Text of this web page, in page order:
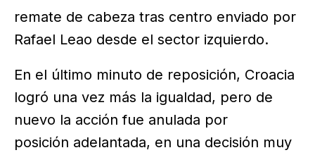
remate de cabeza tras centro enviado por
Rafael Leao desde el sector izquierdo.
En el último minuto de reposición, Croacia
logró una vez más la igualdad, pero de
nuevo la acción fue anulada por
posición adelantada, en una decisión muy